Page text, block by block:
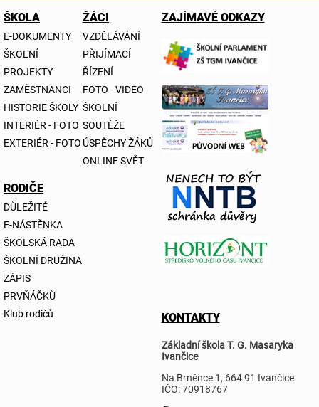
ŠKOLA
E-DOKUMENTY
ŠKOLNÍ
PROJEKTY
ZAMĚSTNANCI
HISTORIE ŠKOLY
INTERIÉR - FOTO
EXTERIÉR - FOTO
ŽÁCI
VZDĚLÁVÁNÍ
PŘIJÍMACÍ
ŘÍZENÍ
FOTO - VIDEO
ŠKOLNÍ
SOUTĚŽE
ÚSPĚCHY ŽÁKŮ
ONLINE SVĚT
RODIČE
DŮLEŽITÉ
E-NÁSTĚNKA
ŠKOLSKÁ RADA
ŠKOLNÍ DRUŽINA
ZÁPIS
PRVŇÁČKŮ
Klub rodičů
ZAJÍMAVÉ ODKAZY
KONTAKTY
Základní škola T. G. Masaryka
Ivančice
Na Brněnce 1, 664 91 Ivančice
IČO: 70918767